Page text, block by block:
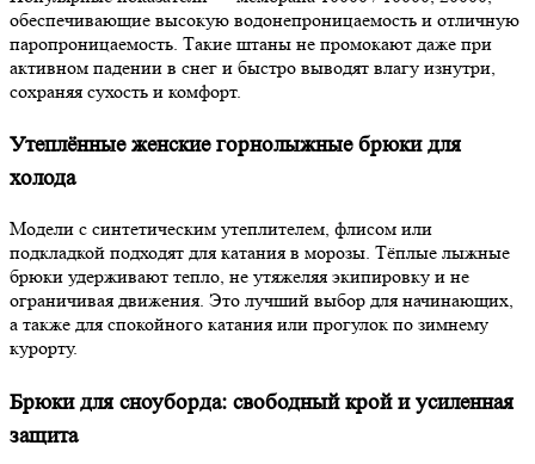
обеспечивающие высокую водонепроницаемость и отличную
паропроницаемость. Такие штаны не промокают даже при
активном падении в снег и быстро выводят влагу изнутри,
сохраняя сухость и комфорт.
Утеплённые женские горнолыжные брюки для
холода
Модели с синтетическим утеплителем, флисом или
подкладкой подходят для катания в морозы. Тёплые лыжные
брюки удерживают тепло, не утяжеляя экипировку и не
ограничивая движения. Это лучший выбор для начинающих,
а также для спокойного катания или прогулок по зимнему
курорту.
Брюки для сноуборда: свободный крой и усиленная
защита